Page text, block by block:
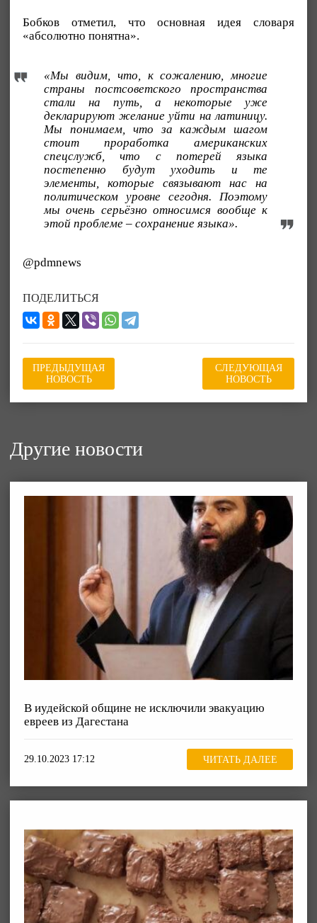
Бобков отметил, что основная идея словаря
«абсолютно понятна».
«Мы видим, что, к сожалению, многие
страны постсоветского пространства
стали на путь, а некоторые уже
декларируют желание уйти на латиницу.
Мы понимаем, что за каждым шагом
стоит проработка американских
спецслужб, что с потерей языка
постепенно будут уходить и те
элементы, которые связывают нас на
политическом уровне сегодня. Поэтому
мы очень серьёзно относимся вообще к
этой проблеме – сохранение языка».
@pdmnews
ПОДЕЛИТЬСЯ
ПРЕДЫДУЩАЯ
НОВОСТЬ
СЛЕДУЮЩАЯ
НОВОСТЬ
Другие новости
В иудейской общине не исключили эвакуацию
евреев из Дагестана
29.10.2023 17:12 ЧИТАТЬ ДАЛЕЕ